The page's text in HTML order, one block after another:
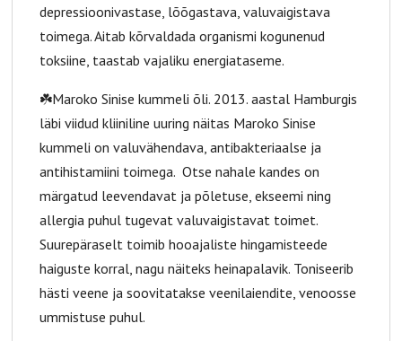
depressioonivastase, lõõgastava, valuvaigistava
toimega. Aitab kõrvaldada organismi kogunenud
toksiine, taastab vajaliku energiataseme.
☘️Maroko Sinise kummeli õli. 2013. aastal Hamburgis
läbi viidud kliiniline uuring näitas Maroko Sinise
kummeli on valuvähendava, antibakteriaalse ja
antihistamiini toimega. Otse nahale kandes on
märgatud leevendavat ja põletuse, ekseemi ning
allergia puhul tugevat valuvaigistavat toimet.
Suurepäraselt toimib hooajaliste hingamisteede
haiguste korral, nagu näiteks heinapalavik. Toniseerib
hästi veene ja soovitatakse veenilaiendite, venoosse
ummistuse puhul.